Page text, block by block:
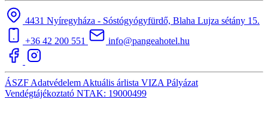
4431 Nyíregyháza - Sóstógyógyfürdő, Blaha Lujza sétány 15.
+36 42 200 551
info@pangeahotel.hu
ÁSZF Adatvédelem Aktuális árlista VIZA Pályázat
Vendégtájékoztató NTAK: 19000499